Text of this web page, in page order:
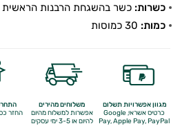
כשרות: כשר בהשגחת הרבנות הראשית
כמות:
מגוון אפשרויות תשלום
כרטיס אשראי, Google
Pay,Apple Pay, PayPal
משלוחים מהירים
אפשרות למשלוח מהיום
להיום או 3-5 ימי עסקים
החזר